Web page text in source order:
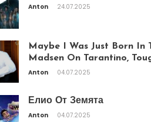
Anton 24.07.2025
Maybe I Was Just Born In
Madsen On Tarantino,
Anton 04.07.2025
Елио От Земята
Anton 04.07.2025